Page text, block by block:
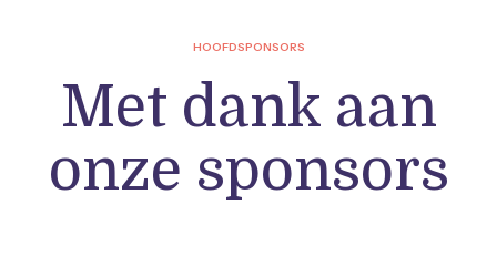
HOOFDSPONSORS
Met dank aan
onze sponsors